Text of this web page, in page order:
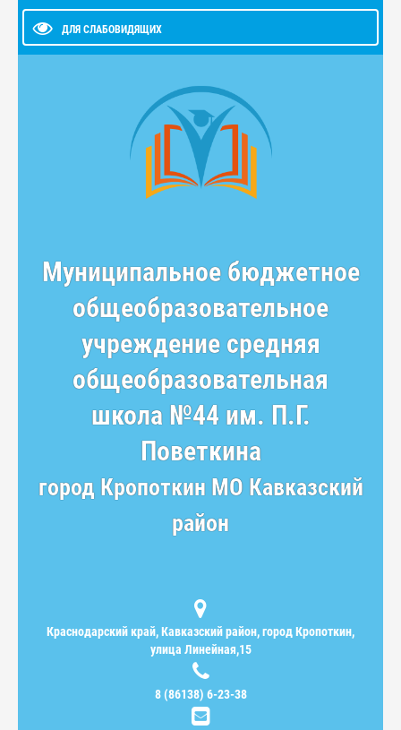
ДЛЯ СЛАБОВИДЯЩИХ
Муниципальное бюджетное
общеобразовательное
учреждение средняя
общеобразовательная
школа №44 им. П.Г.
Поветкина
город Кропоткин МО Кавказский
район
Краснодарский край, Кавказский район, город Кропоткин,
улица Линейная,15
8 (86138) 6-23-38